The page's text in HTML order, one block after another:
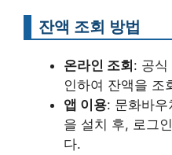
잔액 조회 방법
온라인 조회 : 공식
인하여 잔액을 조
앱 이용: 문화바우
을 설치 후, 로그
다.